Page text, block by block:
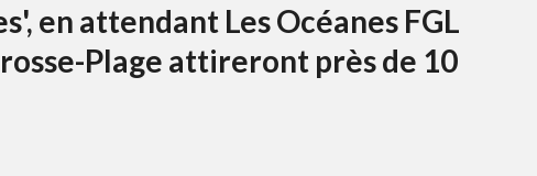
en attendant Les Océanes FGL
Plage attireront près de 10